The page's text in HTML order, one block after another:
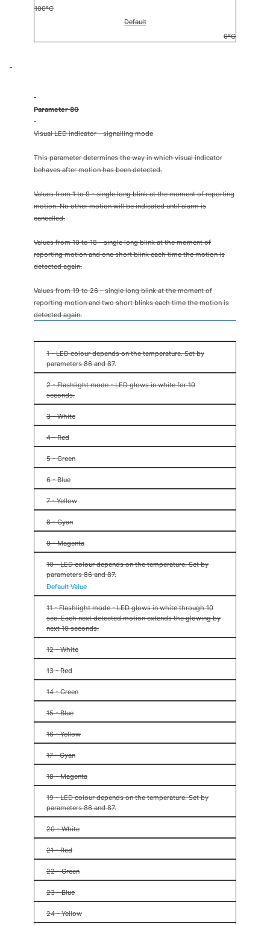
100°C
Default
0°C
Parameter 80
Visual LED indicator - signalling mode
This parameter determines the way in which visual indicator
behaves after motion has been detected.
Values from 1 to 9 - single long blink at the moment of reporting
motion. No other motion will be indicated until alarm is
cancelled.
Values from 10 to 18 - single long blink at the moment of
reporting motion and one short blink each time the motion is
detected again.
Values from 19 to 26 - single long blink at the moment of
reporting motion and two short blinks each time the motion is
detected again.
1 - LED colour depends on the temperature. Set by
parameters 86 and 87.
2 - Flashlight mode - LED glows in white for 10
seconds.
3 - White
4 - Red
5 - Green
6 - Blue
7 - Yellow
8 - Cyan
9 - Magenta
10 - LED colour depends on the temperature. Set by
parameters 86 and 87.
Default Value
11 - Flashlight mode - LED glows in white through 10
sec. Each next detected motion extends the glowing by
next 10 seconds.
12 - White
13 - Red
14 - Green
15 - Blue
16 - Yellow
17 - Cyan
18 - Magenta
19 - LED colour depends on the temperature. Set by
parameters 86 and 87.
20 - White
21 - Red
22 - Green
23 - Blue
24 - Yellow